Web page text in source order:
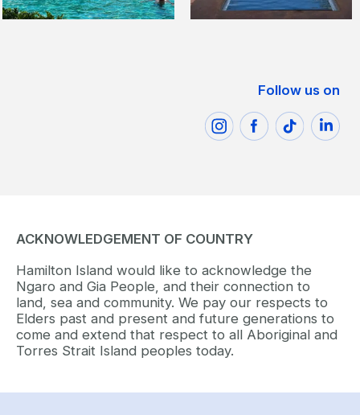
Follow us on
ACKNOWLEDGEMENT OF COUNTRY
Hamilton Island would like to acknowledge the
Ngaro and Gia People, and their connection to
land, sea and community. We pay our respects to
Elders past and present and future generations to
come and extend that respect to all Aboriginal and
Torres Strait Island peoples today.